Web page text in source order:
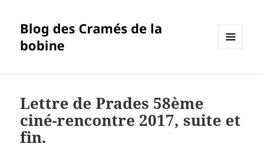
Blog des Cramés de la
bobine
Lettre de Prades 58ème
ciné-rencontre 2017, suite et
fin.